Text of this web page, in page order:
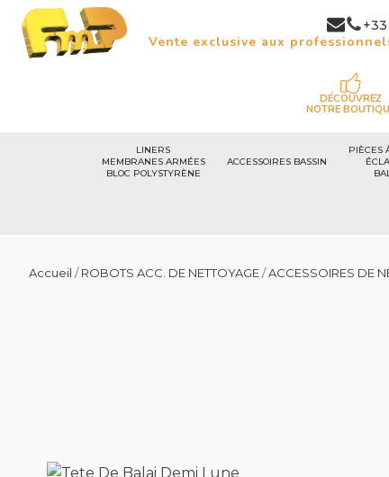
Vente exclusive aux
DÉCOUVREZ
NOTRE
LINERS
MEMBRANES ARMÉES
BLOC POLYSTYRÈNE
ACCESSOIRES BASSIN
PIÈCES
Accueil /ROBOTS ACC. DE NETTOYAGE/ACCESSOIRES DE